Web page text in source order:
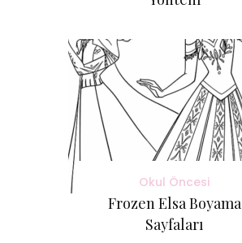
Okul Öncesi
Frozen Elsa Boyama
Sayfaları